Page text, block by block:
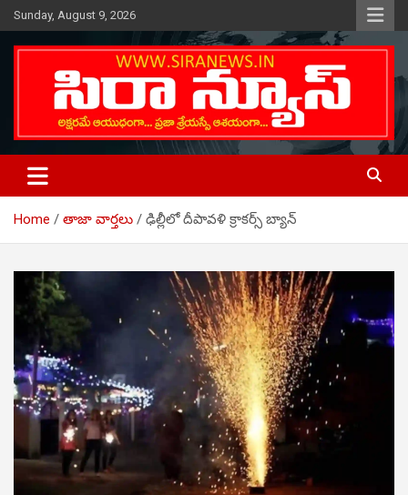
Skip
to
content
Sunday, August 9, 2026
SIRA NEWS
Telugu Online News Daily
Home తాజా వార్తలు ఢిల్లీలో దీపావళి క్రాకర్స్ బ్యాన్